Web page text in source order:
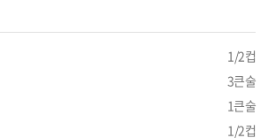
1/2컵
3큰술
1큰술
1/2컵